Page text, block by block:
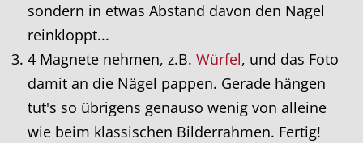
sondern in etwas Abstand davon den Nagel
reinkloppt...
4 Magnete nehmen, z.B. Würfel, und das Foto
damit an die Nägel pappen. Gerade hängen
tut's so übrigens genauso wenig von alleine
wie beim klassischen Bilderrahmen. Fertig!